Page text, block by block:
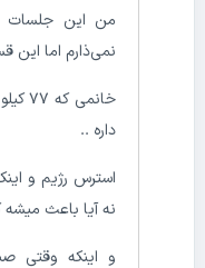
من این جلسات
نمی‌ذارم اما
داره ..
استرس رژیم و
نه آیا باعث
و اینکه وقتی